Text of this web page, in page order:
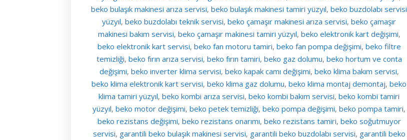
beko bulaşık makinesi arıza servisi,beko bulaşık makinesi tamiri yüzyıl,beko buzdolabı servisi
yüzyıl,beko buzdolabı teknik servisi,beko çamaşır makinesi arıza servisi,beko çamaşır
makinesi bakım servisi, beko çamaşır makinesi tamiri yüzyıl, beko elektronik kart değişimi,
beko elektronik kart servisi, beko fan motoru tamiri, beko fan pompa değişimi, beko filtre
temizliği, beko fırın arıza servisi, beko fırın tamiri, beko gaz dolumu, beko hortum ve conta
değişimi, beko inverter klima servisi, beko kapak camı değişimi, beko klima bakım servisi,
beko klima elektronik kart servisi,beko klima gaz dolumu,beko klima montaj demontaj,beko
klima tamiri yüzyıl,beko kombi arıza servisi,beko kombi bakım servisi,beko kombi tamiri
yüzyıl,beko motor değişimi,beko petek temizliği,beko pompa değişimi,beko pompa tamiri,
beko rezistans değişimi, beko rezistans onarımı, beko rezistans tamiri, beko soğutmuyor
servisi, garantili beko bulaşık makinesi servisi, garantili beko buzdolabı servisi, garantili beko